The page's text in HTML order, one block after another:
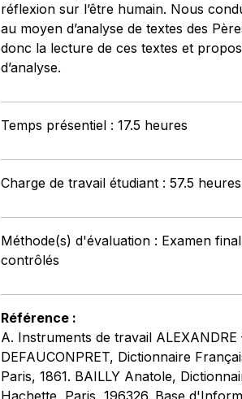
réflexion sur l’être humain. Nous
au moyen d’analyse de textes des
donc la lecture de ces textes et
d’analyse.
Temps présentiel : 17.5 heures
Charge de travail étudiant : 57.5 heures
Méthode(s) d'évaluation : Examen
contrôlés
Référence :
A. Instruments de travail ALEXANDRE
DEFAUCONPRET, Dictionnaire
Paris, 1861. BAILLY Anatole,
Hachette, Paris, 196326. Base